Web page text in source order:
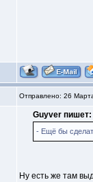
Отправлено: 26
Guyver пишет:
- Ещё бы
Ну есть же там